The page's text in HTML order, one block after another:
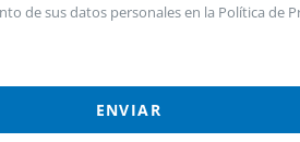
de sus datos personales en la Política de
ENVIAR